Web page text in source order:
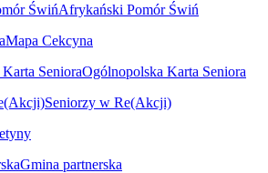
Afrykański Pomór Świń
Mapa Cekcyna
Ogólnopolska Karta Seniora
Seniorzy w Re(Akcji)
Gmina partnerska